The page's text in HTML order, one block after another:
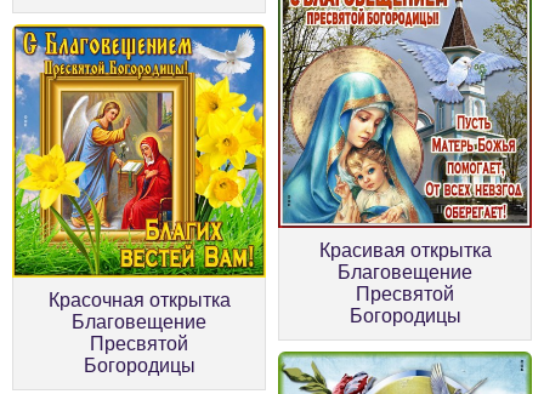
Красочная открытка
Благовещение
Пресвятой
Богородицы
Красивая открытка
Благовещение
Пресвятой
Богородицы